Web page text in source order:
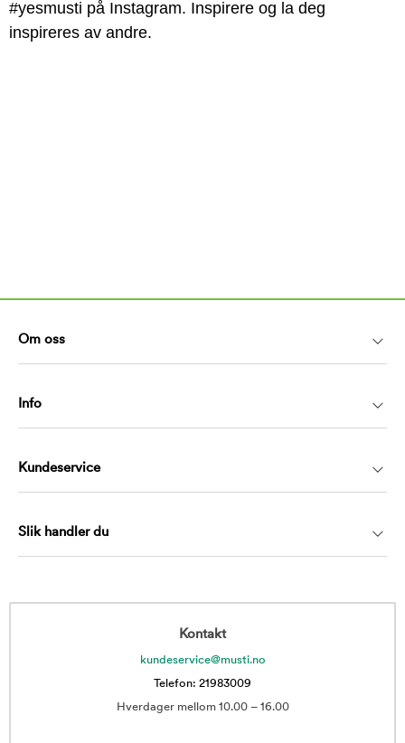
#yesmusti på Instagram. Inspirere og la deg
inspireres av andre.
Om oss
Info
Kundeservice
Slik handler du
Kontakt
kundeservice@musti.no
Telefon: 21983009
Hverdager mellom 10.00 – 16.00